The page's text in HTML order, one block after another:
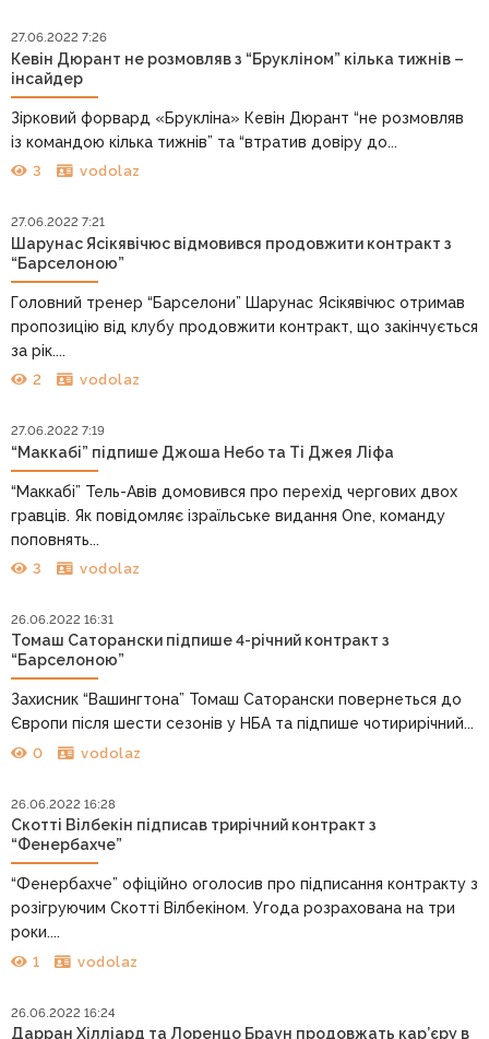
27.06.2022 7:26
Кевін Дюрант не розмовляв з “Брукліном” кілька тижнів –
інсайдер
Зірковий форвард «Брукліна» Кевін Дюрант “не розмовляв
із командою кілька тижнів” та “втратив довіру до...
3 vodolaz
27.06.2022 7:21
Шарунас Ясікявічюс відмовився продовжити контракт з
“Барселоною”
Головний тренер “Барселони” Шарунас Ясікявічюс отримав
пропозицію від клубу продовжити контракт, що закінчується
за рік....
2 vodolaz
27.06.2022 7:19
“Маккабі” підпише Джоша Небо та Ті Джея Ліфа
“Маккабі” Тель-Авів домовився про перехід чергових двох
гравців. Як повідомляє ізраїльське видання One, команду
поповнять...
3 vodolaz
26.06.2022 16:31
Томаш Саторански підпише 4-річний контракт з
“Барселоною”
Захисник “Вашингтона” Томаш Саторански повернеться до
Європи після шести сезонів у НБА та підпише чотирирічний...
0 vodolaz
26.06.2022 16:28
Скотті Вілбекін підписав трирічний контракт з
“Фенербахче”
“Фенербахче” офіційно оголосив про підписання контракту з
розігруючим Скотті Вілбекіном. Угода розрахована на три
роки....
1 vodolaz
26.06.2022 16:24
Дарран Хілліард та Лоренцо Браун продовжать кар’єру в